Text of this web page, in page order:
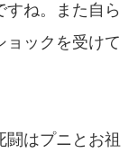
ね。また自ら
ョックを受けて
はプニとお祖